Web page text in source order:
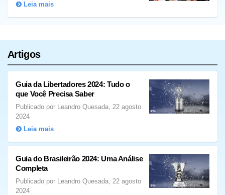
Leia mais
Artigos
Guia da Libertadores 2024: Tudo o
que Você Precisa Saber
Publicado por Leandro Quesada, 22 agosto
2024
Leia mais
Guia do Brasileirão 2024: Uma Análise
Completa
Publicado por Leandro Quesada, 22 agosto
2024